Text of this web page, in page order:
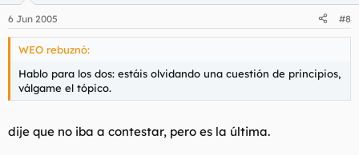
6 Jun 2005 #8
WEO rebuznó:
Hablo para los dos: estáis olvidando una cuestión de principios,
válgame el tópico.
dije que no iba a contestar, pero es la última.